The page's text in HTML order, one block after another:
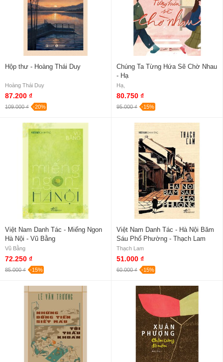
Hộp thư - Hoàng Thái Duy
Hoàng Thái Duy
87.200 ₫
109.000 ₫ -20%
Chúng Ta Từng Hứa Sẽ Chờ Nhau
- Hạ
Hạ,
80.750 ₫
95.000 ₫ -15%
Việt Nam Danh Tác - Miếng Ngon
Hà Nội - Vũ Bằng
Vũ Bằng
72.250 ₫
85.000 ₫ -15%
Việt Nam Danh Tác - Hà Nội Băm
Sáu Phố Phường - Thạch Lam
Thạch Lam
51.000 ₫
60.000 ₫ -15%